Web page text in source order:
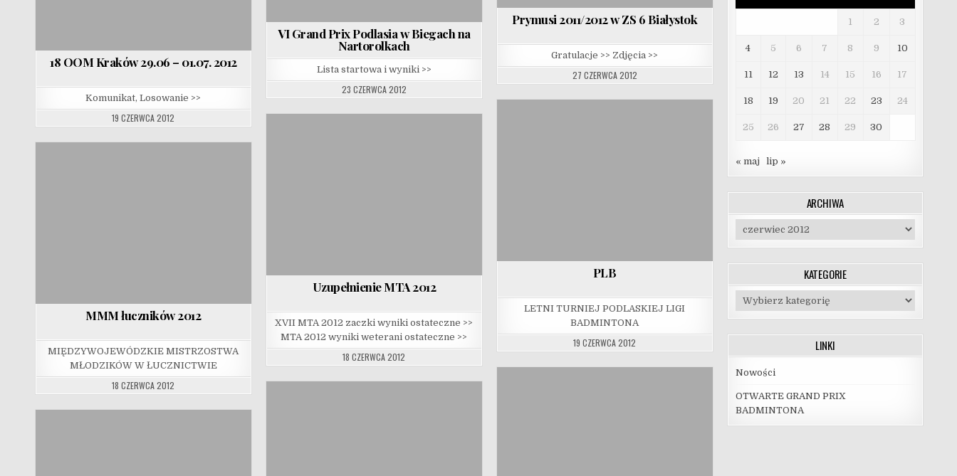
Prymusi 2011/2012 w ZS 6 Białystok
Gratulacje >> Zdjęcia >>
27 CZERWCA 2012
VI Grand Prix Podlasia w Biegach na
Nartorolkach
Lista startowa i wyniki >>
23 CZERWCA 2012
18 OOM Kraków 29.06 – 01.07. 2012
Komunikat, Losowanie >>
19 CZERWCA 2012
PLB
LETNI TURNIEJ PODLASKIEJ LIGI
BADMINTONA
19 CZERWCA 2012
Uzupełnienie MTA 2012
XVII MTA 2012 zaczki wyniki ostateczne >>
MTA 2012 wyniki weterani ostateczne >>
18 CZERWCA 2012
MMM łuczników 2012
MIĘDZYWOJEWÓDZKIE MISTRZOSTWA
MŁODZIKÓW W ŁUCZNICTWIE
18 CZERWCA 2012
1 2 3
4 5 6 7 8 9 10
11 12 13 14 15 16 17
18 19 20 21 22 23 24
25 26 27 28 29 30
« maj lip »
ARCHIWA
Archiwa
KATEGORIE
Kategorie
LINKI
Nowości
OTWARTE GRAND PRIX
BADMINTONA